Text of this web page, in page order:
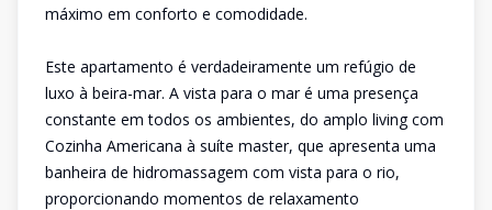
máximo em conforto e comodidade.
Este apartamento é verdadeiramente um refúgio de
luxo à beira-mar. A vista para o mar é uma presença
constante em todos os ambientes, do amplo living com
Cozinha Americana à suíte master, que apresenta uma
banheira de hidromassagem com vista para o rio,
proporcionando momentos de relaxamento